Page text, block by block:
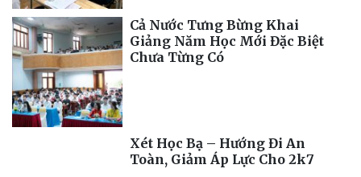
Cả Nước Tưng Bừng Khai
Giảng Năm Học Mới Đặc Biệt
Chưa Từng Có
Xét Học Bạ – Hướng Đi An
Toàn, Giảm Áp Lực Cho 2k7